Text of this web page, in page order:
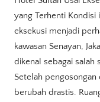
yang Terhenti Kondisi
eksekusi menjadi
kawasan Senayan,
dikenal sebagai salah
Setelah pengosongan
berubah drastis.